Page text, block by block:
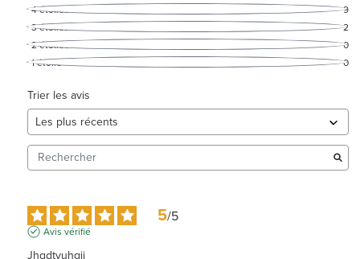
4étoiles
9
3étoiles
2
2étoiles
0
1étoile 0
Trier les avis
5/5
Avis vérifié
Jhgdtyuhgjj